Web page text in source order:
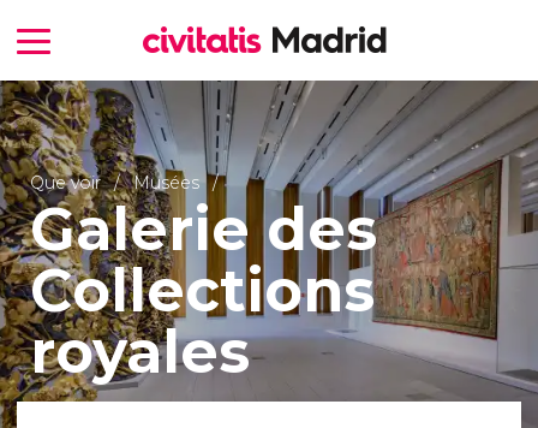
Que voir Musées
Galerie des
Collections
royales